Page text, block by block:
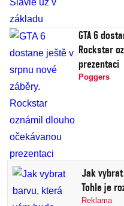
GTA 6
Rockstar
prezentaci
Poggers
Jak
Tohle je
Reklama